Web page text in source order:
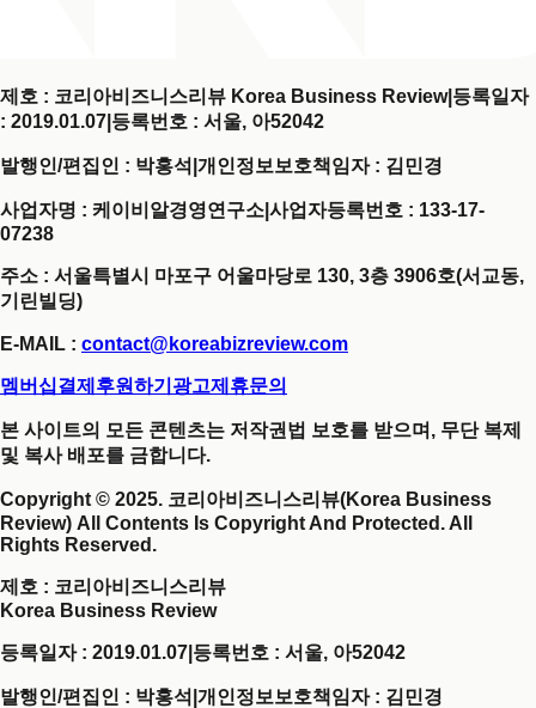
제호 : 코리아비즈니스리뷰 Korea Business Review| 등록일자
: 2019.01.07 등록번호 : 서울, 아52042
발행인/편집인 : 박홍석 개인정보보호책임자 : 김민경
사업자명 : 케이비알경영연구소 사업자등록번호 : 133-17-
07238
주소 : 서울특별시 마포구 어울마당로 130, 3층 3906호(서교동,
기린빌딩)
E-MAIL : contact@koreabizreview.com
멤버십결제 후원하기 광고제휴문의
본 사이트의 모든 콘텐츠는 저작권법 보호를 받으며, 무단 복제
및 복사 배포를 금합니다.
Copyright © 2025. 코리아비즈니스리뷰(Korea Business
Review) All Contents Is Copyright And Protected. All
Rights Reserved.
제호 : 코리아비즈니스리뷰
Korea Business Review
등록일자 : 2019.01.07 등록번호 : 서울, 아52042
발행인/편집인 : 박홍석 개인정보보호책임자 : 김민경